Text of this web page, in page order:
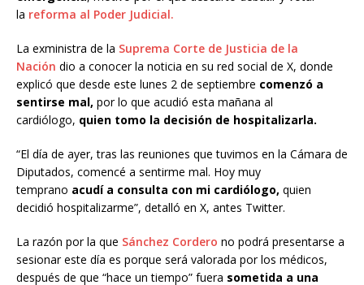
la reforma al Poder Judicial.
La exministra de la Suprema Corte de Justicia de la
Nación dio a conocer la noticia en su red social de X, donde
explicó que desde este lunes 2 de septiembre comenzó a
sentirse mal, por lo que acudió esta mañana al
cardiólogo, quien tomo la decisión de hospitalizarla.
“El día de ayer, tras las reuniones que tuvimos en la Cámara de
Diputados, comencé a sentirme mal. Hoy muy
temprano acudí a consulta con mi cardiólogo, quien
decidió hospitalizarme”, detalló en X, antes Twitter.
La razón por la que Sánchez Cordero no podrá presentarse a
sesionar este día es porque será valorada por los médicos,
después de que “hace un tiempo” fuera sometida a una